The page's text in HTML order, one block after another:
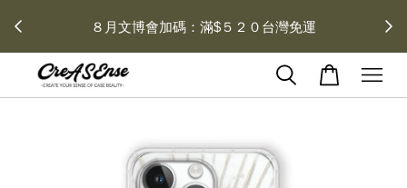
８月文博會加碼：滿$５２０台灣免運